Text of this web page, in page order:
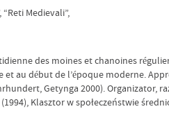
Medievali”,
des moines et chanoines
au début de l’époque moderne.
Getynga 2000). Organizator,
Klasztor w społeczeństwie